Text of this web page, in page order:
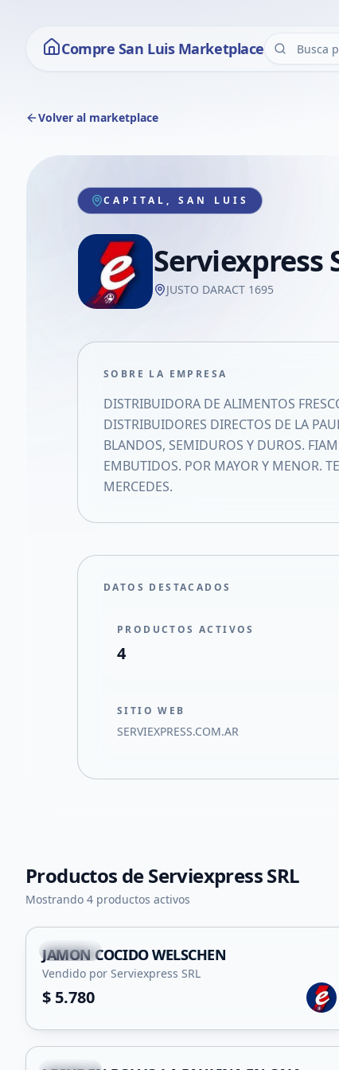
Compre San Luis Marketplace
Volver al marketplace
CAPITAL, SAN LUIS
Serviexpress
JUSTO DARACT 1695
SOBRE LA EMPRESA
DISTRIBUIDORA DE ALIMENTOS
DISTRIBUIDORES DIRECTOS DE LA
BLANDOS, SEMIDUROS Y DUROS.
EMBUTIDOS. POR MAYOR Y MENOR.
MERCEDES.
DATOS DESTACADOS
PRODUCTOS ACTIVOS
4
SITIO WEB
SERVIEXPRESS.COM.AR
Productos deServiexpress SRL
Mostrando 4 productos activos
Capital
JAMON COCIDO WELSCHEN
Vendido por Serviexpress SRL
$ 5.780